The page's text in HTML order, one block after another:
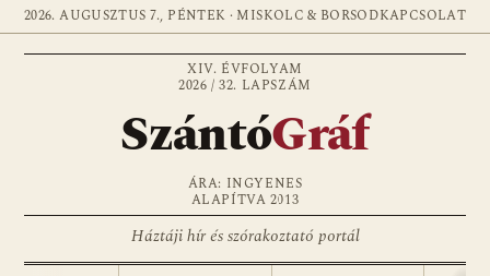
2026. AUGUSZTUS 7., PÉNTEK · MISKOLC & BORSODKAPCSOLAT
XIV. ÉVFOLYAM
2026 / 32. LAPSZÁM
SzántóGráf
ÁRA: INGYENES
ALAPÍTVA 2013
Háztáji hír és szórakoztató portál